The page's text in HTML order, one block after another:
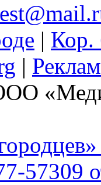
| Кор.
|